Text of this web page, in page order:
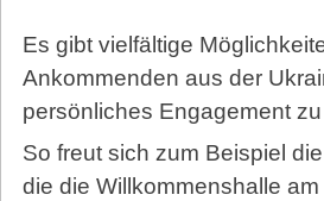
Es gibt vielfältige
Ankommenden aus der
persönliches Engagement
So freut sich zum Beispiel die
die die Willkommenshalle